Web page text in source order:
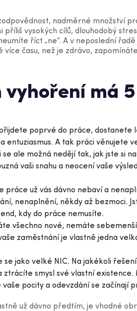
nadměrné množství
příliš vysokých cílů, dlouhodobý
říct „ne“. A v neposlední
více času, než je zdrávo,
vyhoření má
poprvé do práce,
entuziasmus. A tak práci věnujete
se ale možná nedějí tak, jak jste si
vaši snahu a neocení vaše
práce už vás dávno nebaví a
nenaplnění, někdy až bezmoci.
kdy do práce nemusíte.
všechno nové, nemáte
zaměstnání je vlastně jedna
se jako velké NIC. Na jakékoli
ztrácíte smysl své vlastní
pocity a odevzdání se začínají
už dávno předtím, je vhodné